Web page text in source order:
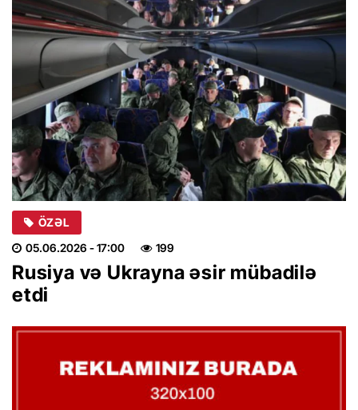
ÖZƏL
05.06.2026 - 17:00 199
Rusiya və Ukrayna əsir mübadilə
etdi